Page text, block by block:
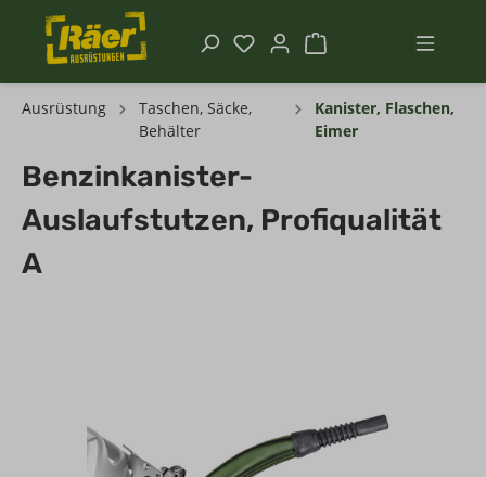
Ausrüstung
Taschen, Säcke,
Behälter
Kanister, Flaschen,
Eimer
Benzinkanister-
Auslaufstutzen, Profiqualität
A